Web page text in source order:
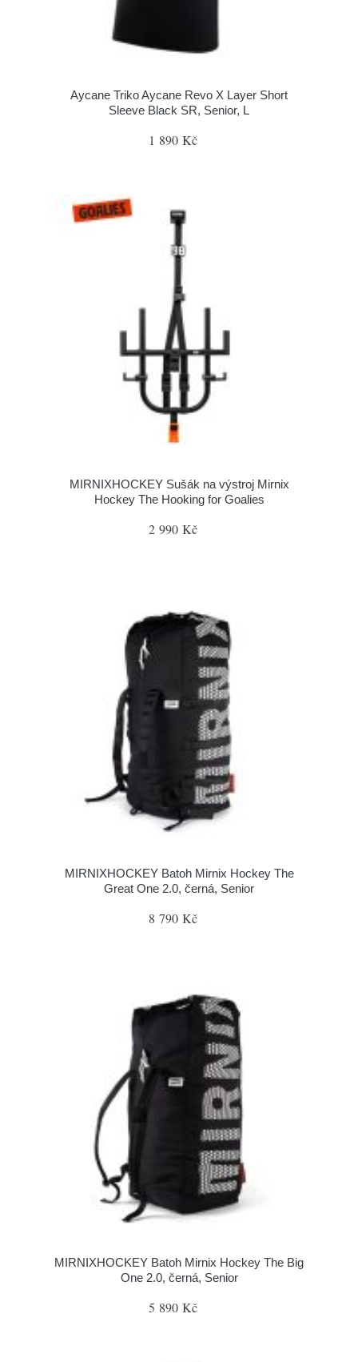
Aycane Triko Aycane Revo X Layer Short
Sleeve Black SR, Senior, L
1 890 Kč
MIRNIXHOCKEY Sušák na výstroj Mirnix
Hockey The Hooking for Goalies
2 990 Kč
MIRNIXHOCKEY Batoh Mirnix Hockey The
Great One 2.0, černá, Senior
8 790 Kč
MIRNIXHOCKEY Batoh Mirnix Hockey The Big
One 2.0, černá, Senior
5 890 Kč